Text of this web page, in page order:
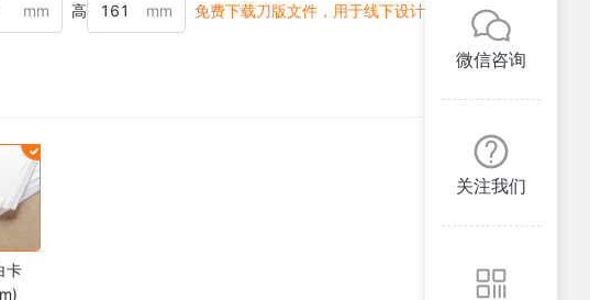
mm 高 mm 免费下载刀版文件，用于线下设计
卡
微信咨询
关注我们